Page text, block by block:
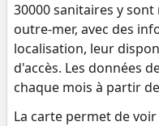
30000 sanitaires y
outre-mer, avec des
localisation, leur
d'accès. Les données
chaque mois à partir
La carte permet de